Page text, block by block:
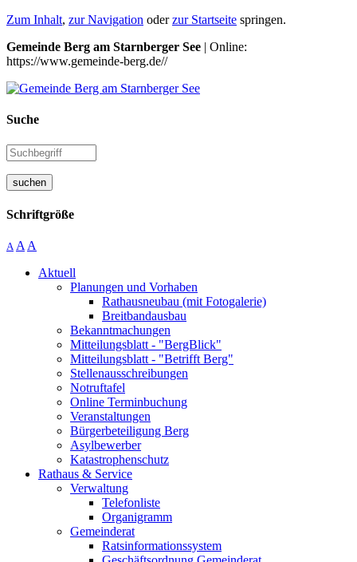
Zum Inhalt, zur Navigation oderzur Startseite springen.
Gemeinde Berg am Starnberger See | Online:
https://www.gemeinde-berg.de//
Suche
suchen
Schriftgröße
A A A
Aktuell
Planungen und Vorhaben
Rathausneubau (mit Fotogalerie)
Breitbandausbau
Bekanntmachungen
Mitteilungsblatt - "BergBlick"
Mitteilungsblatt - "Betrifft Berg"
Stellenausschreibungen
Notruftafel
Online Terminbuchung
Veranstaltungen
Bürgerbeteiligung Berg
Asylbewerber
Katastrophenschutz
Rathaus & Service
Verwaltung
Telefonliste
Organigramm
Gemeinderat
Ratsinformationssystem